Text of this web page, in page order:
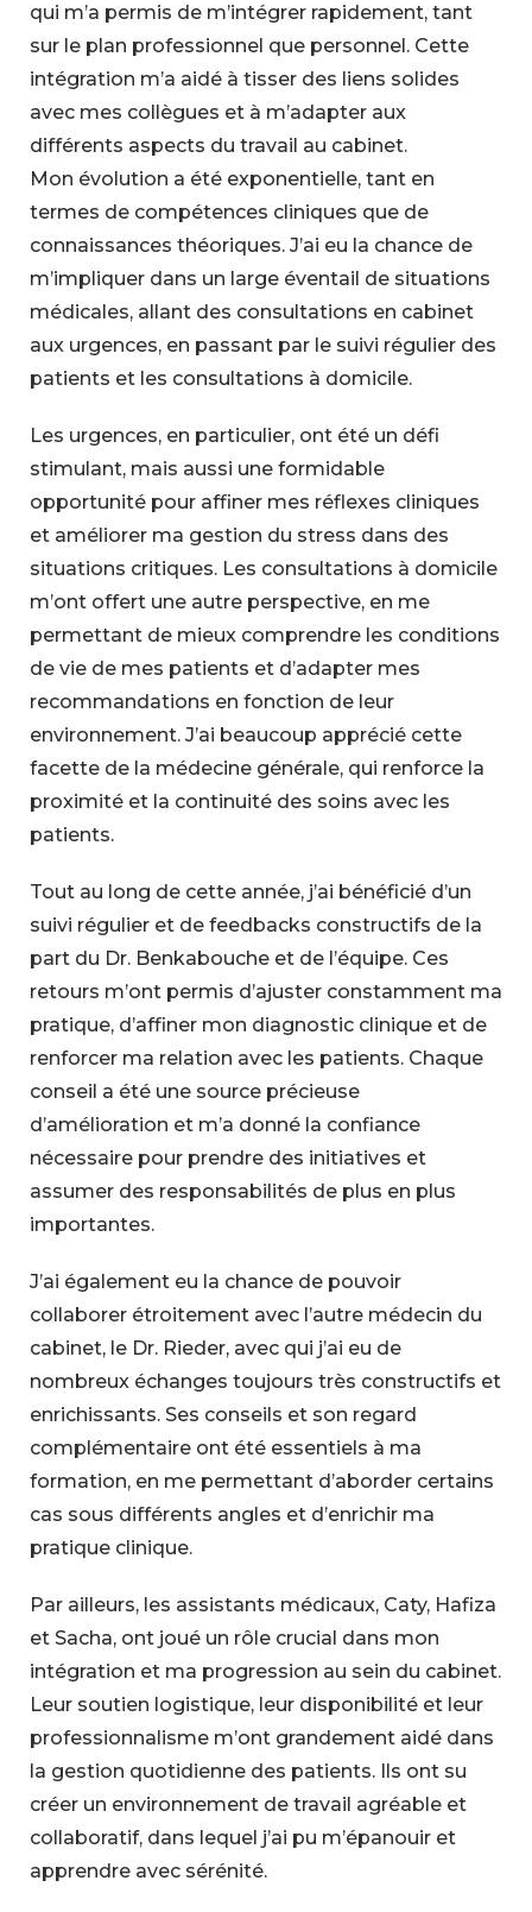
qui m’a permis de m’intégrer rapidement, tant
sur le plan professionnel que personnel. Cette
intégration m’a aidé à tisser des liens solides
avec mes collègues et à m’adapter aux
différents aspects du travail au cabinet.
Mon évolution a été exponentielle, tant en
termes de compétences cliniques que de
connaissances théoriques. J’ai eu la chance de
m’impliquer dans un large éventail de situations
médicales, allant des consultations en cabinet
aux urgences, en passant par le suivi régulier des
patients et les consultations à domicile.
Les urgences, en particulier, ont été un défi
stimulant, mais aussi une formidable
opportunité pour affiner mes réflexes cliniques
et améliorer ma gestion du stress dans des
situations critiques. Les consultations à domicile
m’ont offert une autre perspective, en me
permettant de mieux comprendre les conditions
de vie de mes patients et d’adapter mes
recommandations en fonction de leur
environnement. J’ai beaucoup apprécié cette
facette de la médecine générale, qui renforce la
proximité et la continuité des soins avec les
patients.
Tout au long de cette année, j’ai bénéficié d’un
suivi régulier et de feedbacks constructifs de la
part du Dr. Benkabouche et de l’équipe. Ces
retours m’ont permis d’ajuster constamment ma
pratique, d’affiner mon diagnostic clinique et de
renforcer ma relation avec les patients. Chaque
conseil a été une source précieuse
d’amélioration et m’a donné la confiance
nécessaire pour prendre des initiatives et
assumer des responsabilités de plus en plus
importantes.
J’ai également eu la chance de pouvoir
collaborer étroitement avec l’autre médecin du
cabinet, le Dr. Rieder, avec qui j’ai eu de
nombreux échanges toujours très constructifs et
enrichissants. Ses conseils et son regard
complémentaire ont été essentiels à ma
formation, en me permettant d’aborder certains
cas sous différents angles et d’enrichir ma
pratique clinique.
Par ailleurs, les assistants médicaux, Caty, Hafiza
et Sacha, ont joué un rôle crucial dans mon
intégration et ma progression au sein du cabinet.
Leur soutien logistique, leur disponibilité et leur
professionnalisme m’ont grandement aidé dans
la gestion quotidienne des patients. Ils ont su
créer un environnement de travail agréable et
collaboratif, dans lequel j’ai pu m’épanouir et
apprendre avec sérénité.